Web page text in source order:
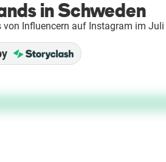
in Schweden
Influencern auf Instagram im